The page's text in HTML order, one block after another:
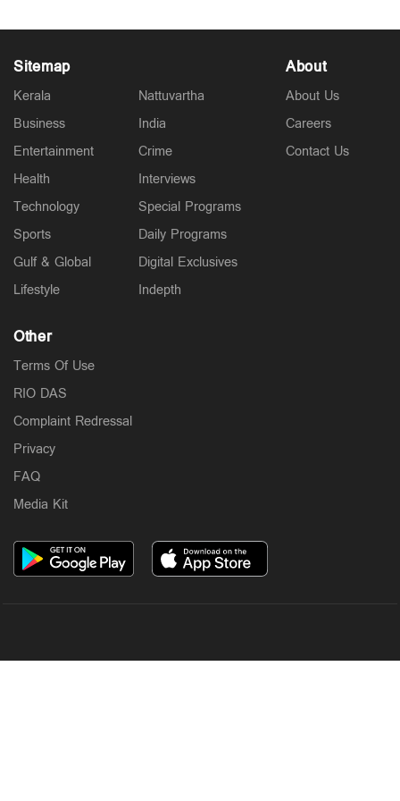
Sitemap
Kerala
Business
Entertainment
Health
Technology
Sports
Gulf & Global
Lifestyle
Nattuvartha
India
Crime
Interviews
Special Programs
Daily Programs
Digital Exclusives
Indepth
About
About Us
Careers
Contact Us
Other
Terms Of Use
RIO DAS
Complaint Redressal
Privacy
FAQ
Media Kit